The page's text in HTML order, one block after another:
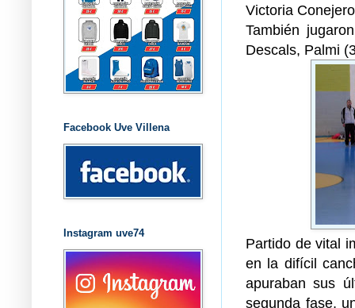
Victoria
También
Descals, Palmi
Partido de vital
en la difícil
apuraban sus
segunda fase,
Facebook Uve Villena
Instagram uve74